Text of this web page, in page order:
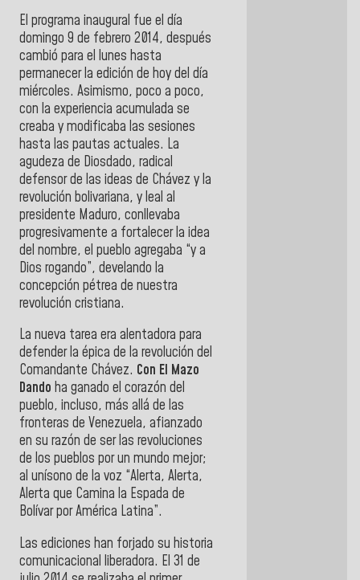
El programa inaugural fue el día
domingo 9 de febrero 2014, después
cambió para el lunes hasta
permanecer la edición de hoy del día
miércoles. Asimismo, poco a poco,
con la experiencia acumulada se
creaba y modificaba las sesiones
hasta las pautas actuales. La
agudeza de Diosdado, radical
defensor de las ideas de Chávez y la
revolución bolivariana, y leal al
presidente Maduro, conllevaba
progresivamente a fortalecer la idea
del nombre, el pueblo agregaba “y a
Dios rogando”, develando la
concepción pétrea de nuestra
revolución cristiana.
La nueva tarea era alentadora para
defender la épica de la revolución del
Comandante Chávez. Con El Mazo
Dando ha ganado el corazón del
pueblo, incluso, más allá de las
fronteras de Venezuela, afianzado
en su razón de ser las revoluciones
de los pueblos por un mundo mejor;
al unísono de la voz “Alerta, Alerta,
Alerta que Camina la Espada de
Bolívar por América Latina”.
Las ediciones han forjado su historia
comunicacional liberadora. El 31 de